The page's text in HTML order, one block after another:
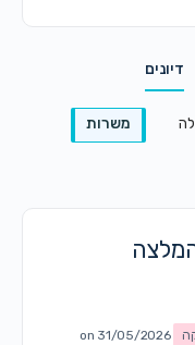
דיונים
משרות
on 31/05/2026